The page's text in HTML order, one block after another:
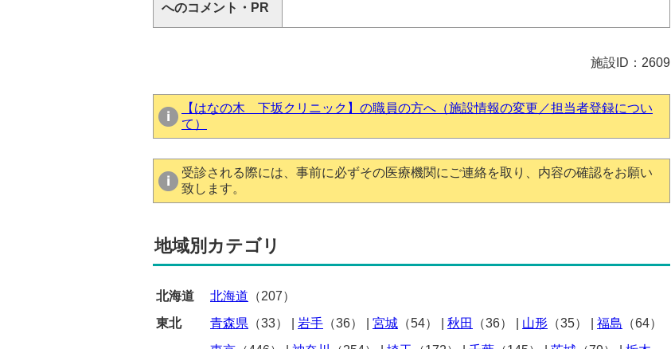
へのコメント・PR
施設ID：2609
【はなの木 下坂クリニック】の職員の方へ（施設情報の変更／担当者登録につい
て）
受診される際には、事前に必ずその医療機関にご連絡を取り、内容の確認をお願い
致します。
地域別カテゴリ
北海道 北海道 （207）
東北
青森県 （33） 岩手 （36） 宮城 （54） 秋田 （36） 山形 （35） 福島 （64）